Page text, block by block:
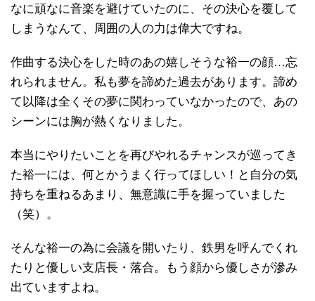
なに頑なに音楽を避けていたのに、その決心を覆して
しまうなんて、周囲の人の力は偉大ですね。
作曲する決心をした時のあの嬉しそうな裕一の顔…忘
れられません。私も夢を諦めた過去があります。諦め
て以降は全くその夢に関わっていなかったので、あの
シーンには胸が熱くなりました。
本当にやりたいことを再びやれるチャンスが巡ってき
た裕一には、何とかうまく行ってほしい！と自分の気
持ちを重ねるあまり、無意識に手を握っていました
（笑）。
そんな裕一の為に会議を開いたり、鉄男を呼んでくれ
たりと優しい支店長・落合。もう顔から優しさが滲み
出ていますよね。